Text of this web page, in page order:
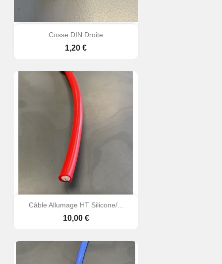
Cosse DIN Droite
Prix
1,20 €
Câble Allumage HT Silicone/...
Prix
10,00 €